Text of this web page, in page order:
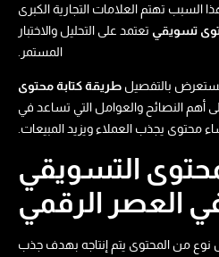
السبب تهتم العلامات التجارية الكبرى
تسويقي​ تعتمد على التحليل والاختبار
المستمر.
بالتفصيل طريقة كتابة محتوى
أهم النصائح والعوامل التي تساعد في
محتوى يجذب العملاء ويزيد المبيعات.
التسويقي
العصر الرقمي
نوع من المحتوى يتم إنتاجه بهدف جذب